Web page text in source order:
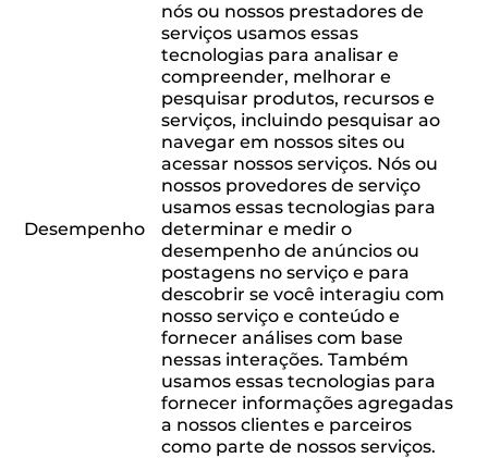
Desempenho
nós ou nossos prestadores de
serviços usamos essas
tecnologias para analisar e
compreender, melhorar e
pesquisar produtos, recursos e
serviços, incluindo pesquisar ao
navegar em nossos sites ou
acessar nossos serviços. Nós ou
nossos provedores de serviço
usamos essas tecnologias para
determinar e medir o
desempenho de anúncios ou
postagens no serviço e para
descobrir se você interagiu com
nosso serviço e conteúdo e
fornecer análises com base
nessas interações. Também
usamos essas tecnologias para
fornecer informações agregadas
a nossos clientes e parceiros
como parte de nossos serviços.